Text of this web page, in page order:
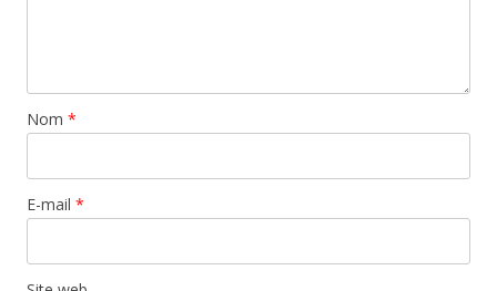
Nom *
E-mail *